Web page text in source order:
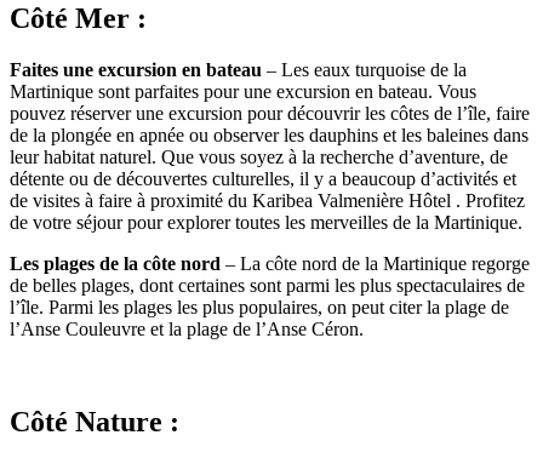
Côté Mer :
Faites une excursion en bateau – Les eaux turquoise de la
Martinique sont parfaites pour une excursion en bateau. Vous
pouvez réserver une excursion pour découvrir les côtes de l’île, faire
de la plongée en apnée ou observer les dauphins et les baleines dans
leur habitat naturel. Que vous soyez à la recherche d’aventure, de
détente ou de découvertes culturelles, il y a beaucoup d’activités et
de visites à faire à proximité du Karibea Valmenière Hôtel . Profitez
de votre séjour pour explorer toutes les merveilles de la Martinique.
Les plages de la côte nord – La côte nord de la Martinique regorge
de belles plages, dont certaines sont parmi les plus spectaculaires de
l’île. Parmi les plages les plus populaires, on peut citer la plage de
l’Anse Couleuvre et la plage de l’Anse Céron.
Côté Nature :